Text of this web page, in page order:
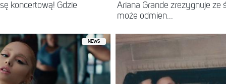
koncertową! Gdzie
Ariana Grande zrezygnuje ze
może odmien...
NEWS